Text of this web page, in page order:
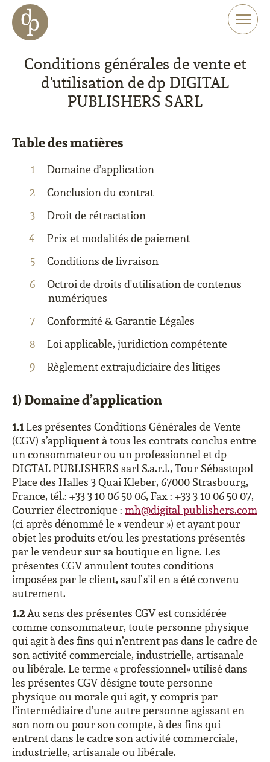
Aller au contenu principal
Aller à la navigation
Aller à la recherche sur le site web
Conditions générales de vente et
d'utilisation de dp DIGITAL
PUBLISHERS SARL
Table des matières
Domaine d’application
Conclusion du contrat
Droit de rétractation
Prix et modalités de paiement
Conditions de livraison
Octroi de droits d'utilisation de contenus
numériques
Conformité & Garantie Légales
Loi applicable, juridiction compétente
Règlement extrajudiciaire des litiges
1) Domaine d’application
1.1Les présentes Conditions Générales de Vente
(CGV) s’appliquent à tous les contrats conclus entre
un consommateur ou un professionnel et dp
DIGTAL PUBLISHERS sarl S.a.r.l., Tour Sébastopol
Place des Halles 3 Quai Kleber, 67000 Strasbourg,
France, tél.: +33 3 10 06 50 06, Fax : +33 3 10 06 50 07,
Courrier électronique : mh@digital-publishers.com
(ci-après dénommé le « vendeur ») et ayant pour
objet les produits et/ou les prestations présentés
par le vendeur sur sa boutique en ligne. Les
présentes CGV annulent toutes conditions
imposées par le client, sauf s'il en a été convenu
autrement.
1.2Au sens des présentes CGV est considérée
comme consommateur, toute personne physique
qui agit à des fins qui n’entrent pas dans le cadre de
son activité commerciale, industrielle, artisanale
ou libérale. Le terme « professionnel» utilisé dans
les présentes CGV désigne toute personne
physique ou morale qui agit, y compris par
l’intermédiaire d’une autre personne agissant en
son nom ou pour son compte, à des fins qui
entrent dans le cadre son activité commerciale,
industrielle, artisanale ou libérale.